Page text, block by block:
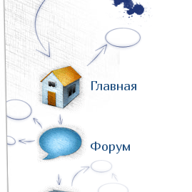
Главная
Форум